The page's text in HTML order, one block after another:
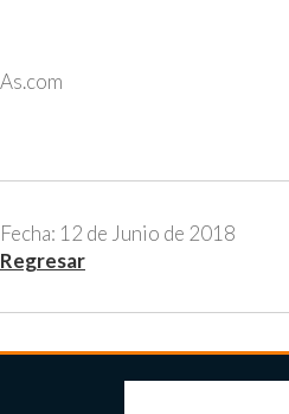
As.com
Fecha: 12 de Junio de 2018
Regresar